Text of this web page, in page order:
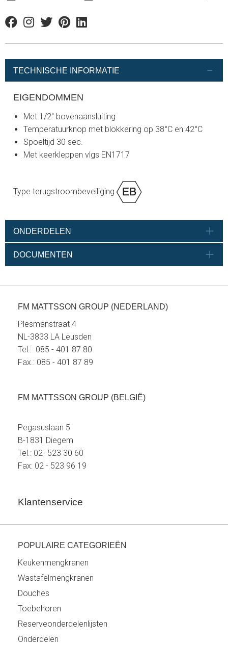
FacebookInstagram
TwitterPinterestLinkedin
TECHNISCHE INFORMATIE
EIGENDOMMEN
Met 1/2" bovenaansluiting
Temperatuurknop met blokkering op 38°C en 42°C
Spoeltijd 30 sec.
Met keerkleppen vlgs EN1717
Type terugstroombeveiliging
ONDERDELEN
DOCUMENTEN
FM MATTSSON GROUP (NEDERLAND)
Plesmanstraat 4
NL-3833 LA Leusden
Tel.: 085 - 401 87 80
Fax.: 085 - 401 87 89
FM MATTSSON GROUP (BELGIË)
Pegasuslaan 5
B-1831 Diegem
Tel.: 02- 523 30 60
Fax: 02 - 523 96 19
Klantenservice
POPULAIRE CATEGORIEËN
Keukenmengkranen
Wastafelmengkranen
Douches
Toebehoren
Reserveonderdelenlijsten
Onderdelen